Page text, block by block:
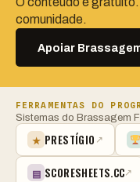
comunidade.
Apoiar
FERRAMENTAS DO
Sistemas do Brassagem
★ PRESTÍGIO ↗
▤ SCORESHEETS.CC↗